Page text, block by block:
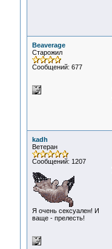
Beaverage
Старожил
Сообщений: 677
kadh
Ветеран
Сообщений: 1207
Я очень сексуален! И
ваще - прелесть!